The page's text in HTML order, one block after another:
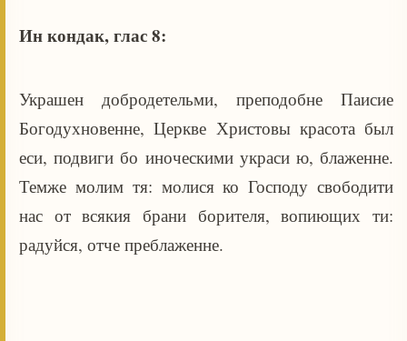
Ин кондак, глас 8:
Украшен добродетельми, преподобне Паисие
Богодухновенне, Церкве Христовы красота был
еси, подвиги бо иноческими украси ю, блаженне.
Темже молим тя: молися ко Господу свободити
нас от всякия брани борителя, вопиющих ти:
радуйся, отче преблаженне.